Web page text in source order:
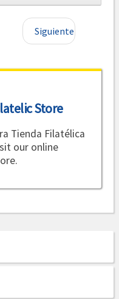
Siguiente
Store
Tienda Filatélica
our online